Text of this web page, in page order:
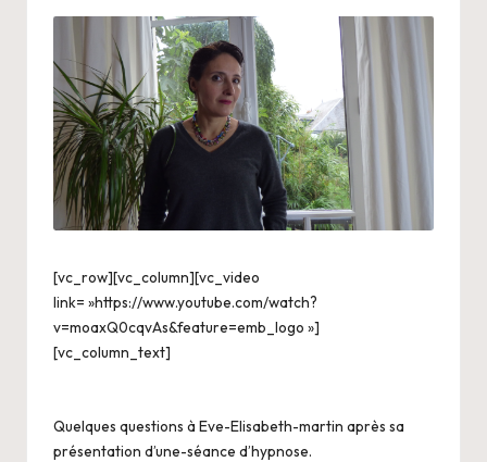
e
r
s
a
V
ie
[vc_row][vc_column][vc_video
link= »https://www.youtube.com/watch?
v=moaxQ0cqvAs&feature=emb_logo »]
[vc_column_text]
Quelques questions à Eve-Elisabeth-martin après sa
présentation d’une-séance d’hypnose.